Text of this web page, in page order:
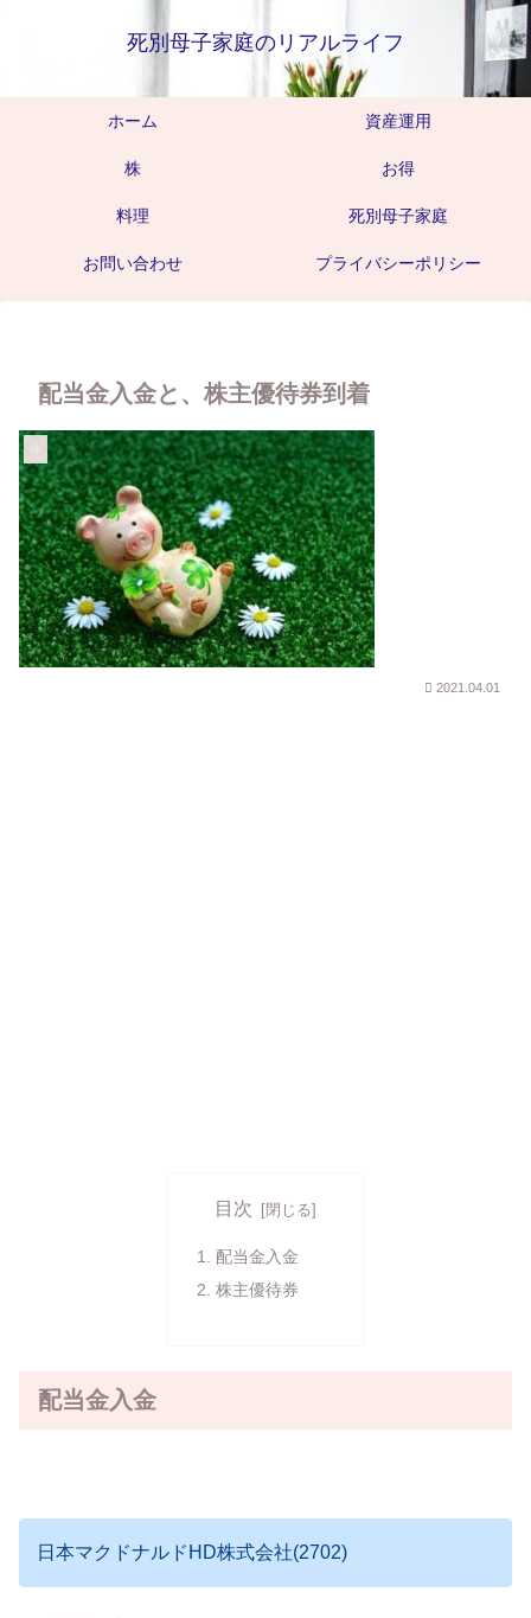
死別母子家庭のリアルライフ
ホーム 資産運用
株 お得
料理 死別母子家庭
お問い合わせ プライバシーポリシー
配当金入金と、株主優待券到着
2021.04.01
目次
配当金入金
株主優待券
配当金入金
日本マクドナルドHD株式会社(2702)